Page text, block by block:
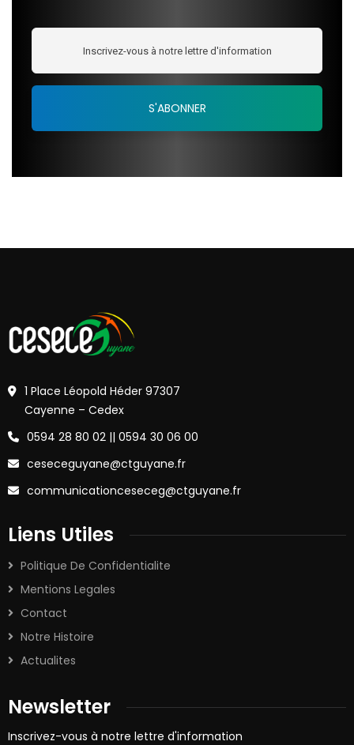
1 Place Léopold Héder 97307
Cayenne – Cedex
0594 28 80 02 || 0594 30 06 00
ceseceguyane@ctguyane.fr
communicationceseceg@ctguyane.fr
Liens Utiles
Politique De Confidentialite
Mentions Legales
Contact
Notre Histoire
Actualites
Newsletter
Inscrivez-vous à notre lettre d'information